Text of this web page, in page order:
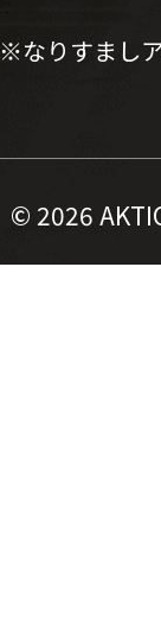
※なりすまし
© 2026